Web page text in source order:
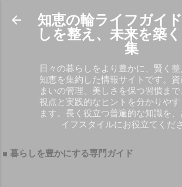
スキップしてメイン コンテン
知恵の輪ライフガイ
しを整え、未来を築
集
日々の暮らしをより豊かに、賢く
知恵を集約した情報サイトです。
まいの管理、美しさを保つ習慣ま
視点と実践的なヒントを分かりや
ます。長く役立つ普遍的な知識を、
イフスタイルにお役立てくださ
■ 暮らしを豊かにする専門ガイド